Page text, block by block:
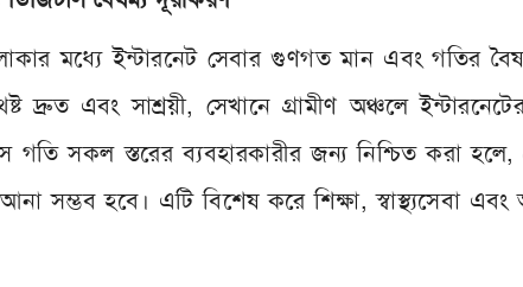
মধ্যে ইন্টারনেট সেবার গুণগত মান এবং গতির
দ্রুত এবং সাশ্রয়ী, সেখানে গ্রামীণ অঞ্চলে
সকল স্তরের ব্যবহারকারীর জন্য নিশ্চিত করা হলে,
সম্ভব হবে। এটি বিশেষ করে শিক্ষা, স্বাস্থ্যসেবা এবং